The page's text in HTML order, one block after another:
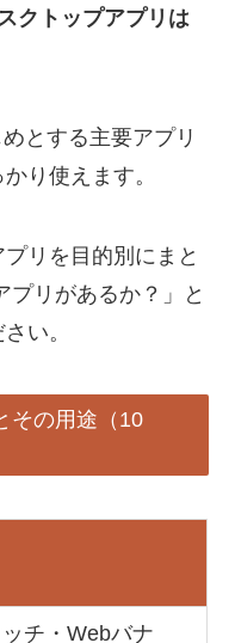
クトップアプリは
とする主要アプリ
り使えます。
リを目的別にまと
プリがあるか？」と
い。
その用途（10
チ・Webバナ